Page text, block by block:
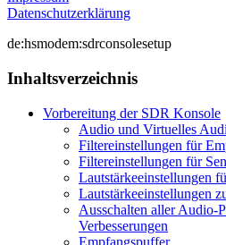
Datenschutzerklärung
de:hsmodem:sdrconsolesetup
Inhaltsverzeichnis
Vorbereitung der SDR Konsole
Audio und Virtuelles
Filtereinstellungen für
Filtereinstellungen für
Lautstärkeeinstellungen
Lautstärkeeinstellungen
Ausschalten aller Audio-
Verbesserungen
Empfangspuffer